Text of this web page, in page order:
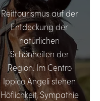
Reittourismus auf der
Entdeckung der
natürlichen
Schönheiten der
Region. Im Centro
Ippico Angeli stehen
Höflichkeit, Sympathie